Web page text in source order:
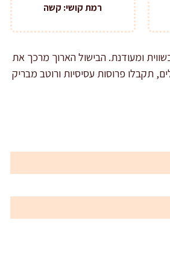
רמת קושי: קשה
ומעודנת. הבישול הארוך מרכך את
תקבלו פרוסות עסיסיות ורוטב מבריק